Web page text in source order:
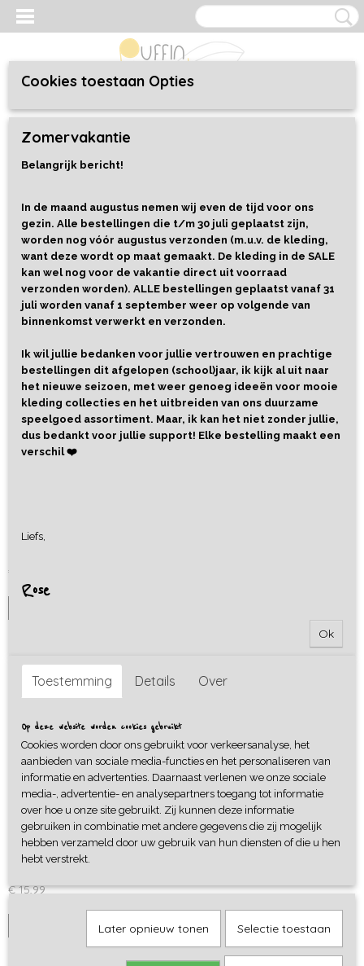
Sorteer op:
1 2 3 4 5 6 7 8 ••• 9
Rubber Bal Wereld - Little L
Deze mooie bal van Little L heeft een diameter van 13 cm.…
€ 9,90
Magic Lamp - Petit Boum
Nieuw van Petit Boum! Gebruik deze magic lamp om je…
€ 15,99
IN WINKELWAGEN
Cookies toestaan Opties
Zomervakantie
Belangrijk bericht!
In de maand augustus nemen wij even de tijd voor ons
gezin. Alle bestellingen die t/m 30 juli geplaatst zijn,
worden nog vóór augustus verzonden (m.u.v. de kleding,
want deze wordt op maat gemaakt. De kleding in de SALE
kan wel nog voor de vakantie direct uit voorraad
verzonden worden). ALLE bestellingen geplaatst vanaf 31
juli worden vanaf 1 september weer op volgende van
binnenkomst verwerkt en verzonden.
Ik wil jullie bedanken voor jullie vertrouwen en prachtige
bestellingen dit afgelopen (school)jaar, ik kijk al uit naar
het nieuwe seizoen, met weer genoeg ideeën voor mooie
kleding collecties en het uitbreiden van ons duurzame
speelgoed assortiment. Maar, ik kan het niet zonder jullie,
dus bedankt voor jullie support! Elke bestelling maakt een
verschil ❤️
Liefs,
Rose
Ok
Toestemming Details Over
Op deze website worden cookies gebruikt
Cookies worden door ons gebruikt voor verkeersanalyse, het
aanbieden van sociale media-functies en het personaliseren van
informatie en advertenties. Daarnaast verlenen we onze sociale
media-, advertentie- en analysepartners toegang tot informatie
over hoe u onze site gebruikt. Zij kunnen deze informatie
gebruiken in combinatie met andere gegevens die zij mogelijk
hebben verzameld door uw gebruik van hun diensten of die u hen
hebt verstrekt.
Later opnieuw tonen Selectie toestaan